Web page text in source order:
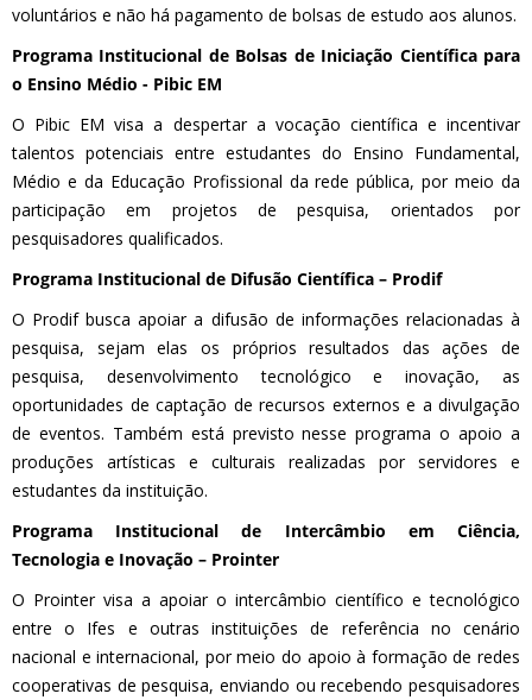
voluntários e não há pagamento de bolsas de estudo aos alunos.
Programa Institucional de Bolsas de Iniciação Científica para
o Ensino Médio - Pibic EM
O Pibic EM visa a despertar a vocação científica e incentivar
talentos potenciais entre estudantes do Ensino Fundamental,
Médio e da Educação Profissional da rede pública, por meio da
participação em projetos de pesquisa, orientados por
pesquisadores qualificados.
Programa Institucional de Difusão Científica – Prodif
O Prodif busca apoiar a difusão de informações relacionadas à
pesquisa, sejam elas os próprios resultados das ações de
pesquisa, desenvolvimento tecnológico e inovação, as
oportunidades de captação de recursos externos e a divulgação
de eventos. Também está previsto nesse programa o apoio a
produções artísticas e culturais realizadas por servidores e
estudantes da instituição.
Programa Institucional de Intercâmbio em Ciência,
Tecnologia e Inovação – Prointer
O Prointer visa a apoiar o intercâmbio científico e tecnológico
entre o Ifes e outras instituições de referência no cenário
nacional e internacional, por meio do apoio à formação de redes
cooperativas de pesquisa, enviando ou recebendo pesquisadores